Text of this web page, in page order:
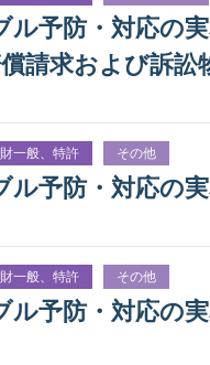
予防・対応の
請求および訴訟
一般、特許 その他
予防・対応の
一般、特許 その他
予防・対応の